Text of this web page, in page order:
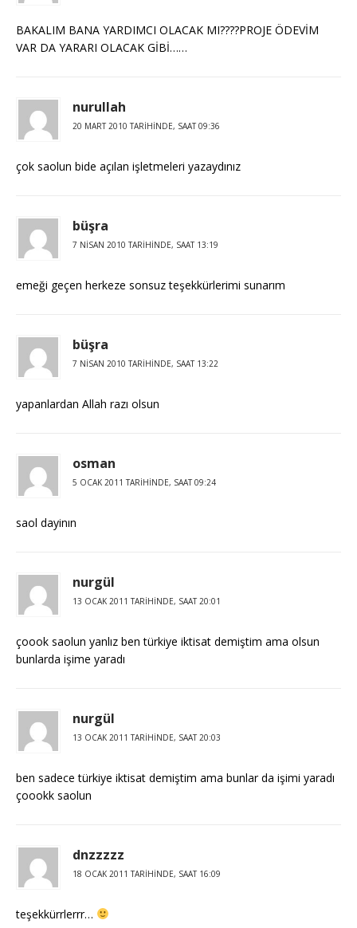
BAKALIM BANA YARDIMCI OLACAK MI????PROJE ÖDEVİM
VAR DA YARARI OLACAK GİBİ……
nurullah
20 MART 2010 TARIHINDE, SAAT 09:36
çok saolun bide açılan işletmeleri yazaydınız
büşra
7 NISAN 2010 TARIHINDE, SAAT 13:19
emeği geçen herkeze sonsuz teşekkürlerimi sunarım
büşra
7 NISAN 2010 TARIHINDE, SAAT 13:22
yapanlardan Allah razı olsun
osman
5 OCAK 2011 TARIHINDE, SAAT 09:24
saol dayinın
nurgül
13 OCAK 2011 TARIHINDE, SAAT 20:01
çoook saolun yanlız ben türkiye iktisat demiştim ama olsun
bunlarda işime yaradı
nurgül
13 OCAK 2011 TARIHINDE, SAAT 20:03
ben sadece türkiye iktisat demiştim ama bunlar da işimi yaradı
çoookk saolun
dnzzzzz
18 OCAK 2011 TARIHINDE, SAAT 16:09
teşekkürrlerrr…